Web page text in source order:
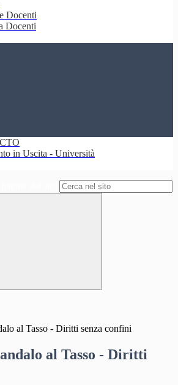
Docenti
Docenti
in Uscita - Università
al Tasso - Diritti senza confini
al Tasso - Diritti